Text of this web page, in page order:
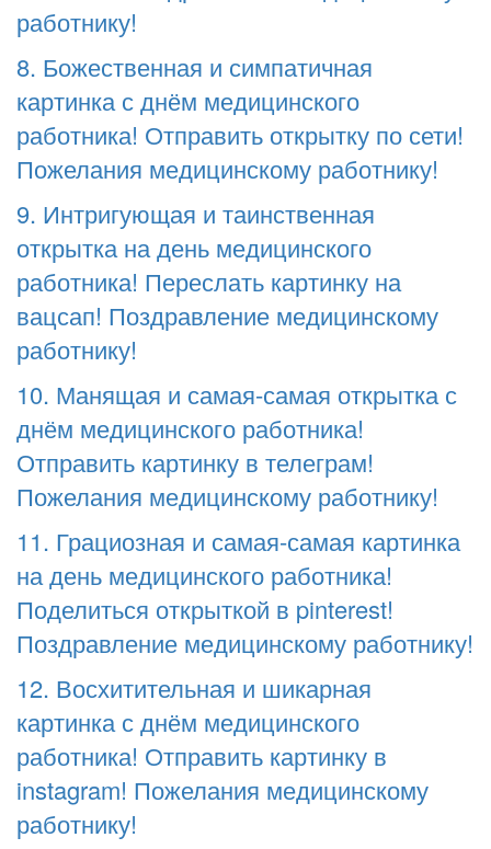
работнику!
8. Божественная и симпатичная
картинка с днём медицинского
работника! Отправить открытку по сети!
Пожелания медицинскому работнику!
9. Интригующая и таинственная
открытка на день медицинского
работника! Переслать картинку на
вацсап! Поздравление медицинскому
работнику!
10. Манящая и самая-самая открытка с
днём медицинского работника!
Отправить картинку в телеграм!
Пожелания медицинскому работнику!
11. Грациозная и самая-самая картинка
на день медицинского работника!
Поделиться открыткой в pinterest!
Поздравление медицинскому работнику!
12. Восхитительная и шикарная
картинка с днём медицинского
работника! Отправить картинку в
instagram! Пожелания медицинскому
работнику!